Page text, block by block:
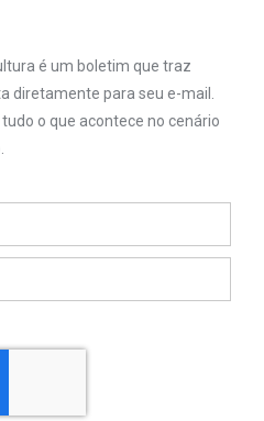
é um boletim que traz
diretamente para seu e-mail.
o que acontece no cenário